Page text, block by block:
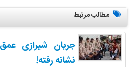
مطالب مرتبط
جریان شیرازی عمق
نشانه رفته!